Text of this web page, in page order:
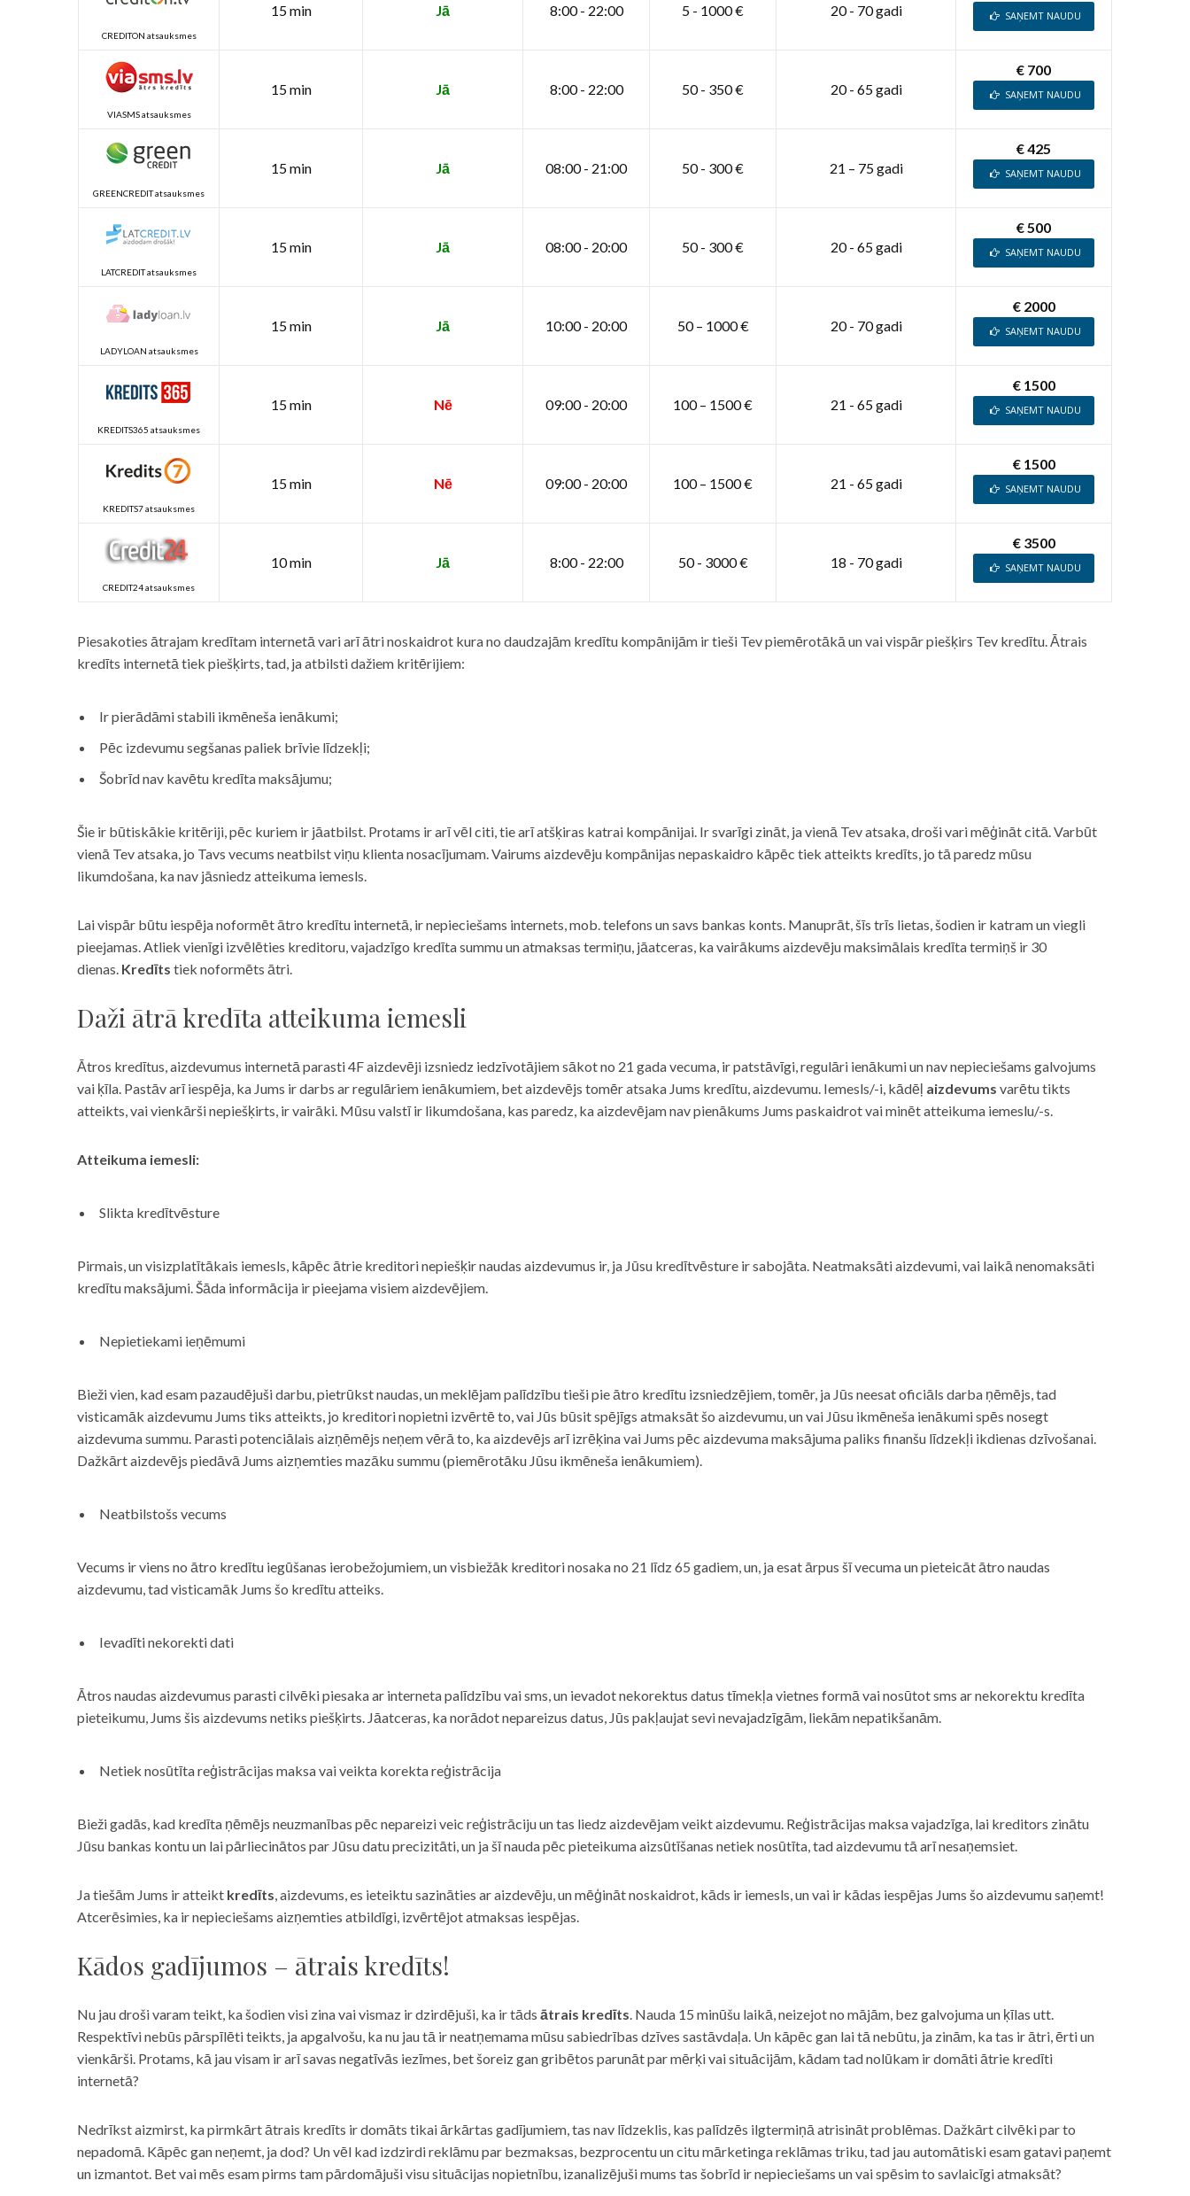
CREDITON atsauksmes
15 min Jā 8:00 - 22:00 5 - 1000 € 20 - 70 gadi SAŅEMT NAUDU
VIASMS atsauksmes
15 min Jā 8:00 - 22:00 50 - 350 € 20 - 65 gadi
€ 700
SAŅEMT NAUDU
GREENCREDIT atsauksmes
15 min Jā 08:00 - 21:00 50 - 300 € 21 – 75 gadi
€ 425
SAŅEMT NAUDU
LATCREDIT atsauksmes
15 min Jā 08:00 - 20:00 50 - 300 € 20 - 65 gadi
€ 500
SAŅEMT NAUDU
LADYLOAN atsauksmes
15 min Jā 10:00 - 20:00 50 – 1000 € 20 - 70 gadi
€ 2000
SAŅEMT NAUDU
KREDITS365 atsauksmes
15 min Nē 09:00 - 20:00 100 – 1500 € 21 - 65 gadi
€ 1500
SAŅEMT NAUDU
KREDITS7 atsauksmes
15 min Nē 09:00 - 20:00 100 – 1500 € 21 - 65 gadi
€ 1500
SAŅEMT NAUDU
CREDIT24 atsauksmes
10 min Jā 8:00 - 22:00 50 - 3000 € 18 - 70 gadi
€ 3500
SAŅEMT NAUDU
Piesakoties ātrajam kredītam internetā vari arī ātri noskaidrot kura no daudzajām kredītu kompānijām ir tieši Tev piemērotākā un vai vispār piešķirs Tev kredītu. Ātrais
kredīts internetā tiek piešķirts, tad, ja atbilsti dažiem kritērijiem:
Ir pierādāmi stabili ikmēneša ienākumi;
Pēc izdevumu segšanas paliek brīvie līdzekļi;
Šobrīd nav kavētu kredīta maksājumu;
Šie ir būtiskākie kritēriji, pēc kuriem ir jāatbilst. Protams ir arī vēl citi, tie arī atšķiras katrai kompānijai. Ir svarīgi zināt, ja vienā Tev atsaka, droši vari mēģināt citā. Varbūt
vienā Tev atsaka, jo Tavs vecums neatbilst viņu klienta nosacījumam. Vairums aizdevēju kompānijas nepaskaidro kāpēc tiek atteikts kredīts, jo tā paredz mūsu
likumdošana, ka nav jāsniedz atteikuma iemesls.
Lai vispār būtu iespēja noformēt ātro kredītu internetā, ir nepieciešams internets, mob. telefons un savs bankas konts. Manuprāt, šīs trīs lietas, šodien ir katram un viegli
pieejamas. Atliek vienīgi izvēlēties kreditoru, vajadzīgo kredīta summu un atmaksas termiņu, jāatceras, ka vairākums aizdevēju maksimālais kredīta termiņš ir 30
dienas. Kredīts tiek noformēts ātri.
Daži ātrā kredīta atteikuma iemesli
Ātros kredītus, aizdevumus internetā parasti 4F aizdevēji izsniedz iedzīvotājiem sākot no 21 gada vecuma, ir patstāvīgi, regulāri ienākumi un nav nepieciešams galvojums
vai ķīla. Pastāv arī iespēja, ka Jums ir darbs ar regulāriem ienākumiem, bet aizdevējs tomēr atsaka Jums kredītu, aizdevumu. Iemesls/-i, kādēļ aizdevums varētu tikts
atteikts, vai vienkārši nepiešķirts, ir vairāki. Mūsu valstī ir likumdošana, kas paredz, ka aizdevējam nav pienākums Jums paskaidrot vai minēt atteikuma iemeslu/-s.
Atteikuma iemesli:
Slikta kredītvēsture
Pirmais, un visizplatītākais iemesls, kāpēc ātrie kreditori nepiešķir naudas aizdevumus ir, ja Jūsu kredītvēsture ir sabojāta. Neatmaksāti aizdevumi, vai laikā nenomaksāti
kredītu maksājumi. Šāda informācija ir pieejama visiem aizdevējiem.
Nepietiekami ieņēmumi
Bieži vien, kad esam pazaudējuši darbu, pietrūkst naudas, un meklējam palīdzību tieši pie ātro kredītu izsniedzējiem, tomēr, ja Jūs neesat oficiāls darba ņēmējs, tad
visticamāk aizdevumu Jums tiks atteikts, jo kreditori nopietni izvērtē to, vai Jūs būsit spējīgs atmaksāt šo aizdevumu, un vai Jūsu ikmēneša ienākumi spēs nosegt
aizdevuma summu. Parasti potenciālais aizņēmējs neņem vērā to, ka aizdevējs arī izrēķina vai Jums pēc aizdevuma maksājuma paliks finanšu līdzekļi ikdienas dzīvošanai.
Dažkārt aizdevējs piedāvā Jums aizņemties mazāku summu (piemērotāku Jūsu ikmēneša ienākumiem).
Neatbilstošs vecums
Vecums ir viens no ātro kredītu iegūšanas ierobežojumiem, un visbiežāk kreditori nosaka no 21 līdz 65 gadiem, un, ja esat ārpus šī vecuma un pieteicāt ātro naudas
aizdevumu, tad visticamāk Jums šo kredītu atteiks.
Ievadīti nekorekti dati
Ātros naudas aizdevumus parasti cilvēki piesaka ar interneta palīdzību vai sms, un ievadot nekorektus datus tīmekļa vietnes formā vai nosūtot sms ar nekorektu kredīta
pieteikumu, Jums šis aizdevums netiks piešķirts. Jāatceras, ka norādot nepareizus datus, Jūs pakļaujat sevi nevajadzīgām, liekām nepatikšanām.
Netiek nosūtīta reģistrācijas maksa vai veikta korekta reģistrācija
Bieži gadās, kad kredīta ņēmējs neuzmanības pēc nepareizi veic reģistrāciju un tas liedz aizdevējam veikt aizdevumu. Reģistrācijas maksa vajadzīga, lai kreditors zinātu
Jūsu bankas kontu un lai pārliecinātos par Jūsu datu precizitāti, un ja šī nauda pēc pieteikuma aizsūtīšanas netiek nosūtīta, tad aizdevumu tā arī nesaņemsiet.
Ja tiešām Jums ir atteikt kredīts, aizdevums, es ieteiktu sazināties ar aizdevēju, un mēģināt noskaidrot, kāds ir iemesls, un vai ir kādas iespējas Jums šo aizdevumu saņemt!
Atcerēsimies, ka ir nepieciešams aizņemties atbildīgi, izvērtējot atmaksas iespējas.
Kādos gadījumos – ātrais kredīts!
Nu jau droši varam teikt, ka šodien visi zina vai vismaz ir dzirdējuši, ka ir tāds ātrais kredīts. Nauda 15 minūšu laikā, neizejot no mājām, bez galvojuma un ķīlas utt.
Respektīvi nebūs pārspīlēti teikts, ja apgalvošu, ka nu jau tā ir neatņemama mūsu sabiedrības dzīves sastāvdaļa. Un kāpēc gan lai tā nebūtu, ja zinām, ka tas ir ātri, ērti un
vienkārši. Protams, kā jau visam ir arī savas negatīvās iezīmes, bet šoreiz gan gribētos parunāt par mērķi vai situācijām, kādam tad nolūkam ir domāti ātrie kredīti
internetā?
Nedrīkst aizmirst, ka pirmkārt ātrais kredīts ir domāts tikai ārkārtas gadījumiem, tas nav līdzeklis, kas palīdzēs ilgtermiņā atrisināt problēmas. Dažkārt cilvēki par to
nepadomā. Kāpēc gan neņemt, ja dod? Un vēl kad izdzirdi reklāmu par bezmaksas, bezprocentu un citu mārketinga reklāmas triku, tad jau automātiski esam gatavi paņemt
un izmantot. Bet vai mēs esam pirms tam pārdomājuši visu situācijas nopietnību, izanalizējuši mums tas šobrīd ir nepieciešams un vai spēsim to savlaicīgi atmaksāt?